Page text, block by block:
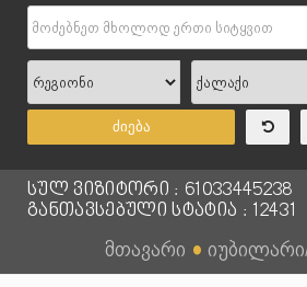
ძიება
სულ ვიზიტორი : 61033445238
განთავსებული სტატია : 12431
მთავარი ●